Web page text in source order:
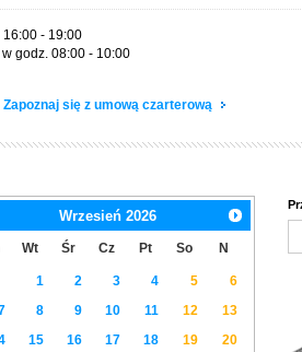
- 19:00
godz. 08:00 - 10:00
Zapoznaj się z umową czarterową
Wrzesień 2026
Wt Śr Cz Pt So N
1 2 3 4 5
6
8 9 10 11 12
13
15 16 17 18 19
20